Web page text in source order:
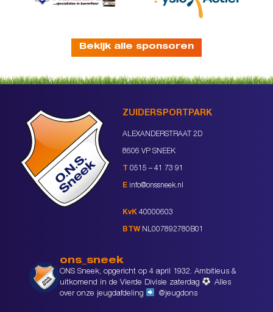
Bekijk alle sponsoren
ZUIDERSPORTPARK
ALEXANDERSTRAAT 2D
8606 VP SNEEK
T 0515 – 41 73 91
E info@onssneek.nl
KvK 40000603
BTW NL007892780B01
ons_sneek
ONS Sneek, opgericht op 4 april 1932. Ambitieus &
uitkomend in de Vierde Divisie zaterdag
Alles
over onze jeugdafdeling
@jeugdons